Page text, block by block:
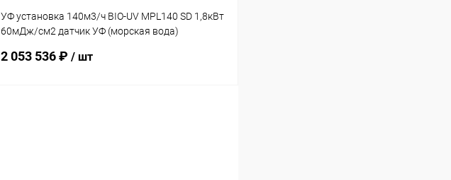
УФ установка 140м3/ч BIO-UV MPL140 SD 1,8кВт
60мДж/см2 датчик УФ (морская вода)
2 053 536 ₽ / шт